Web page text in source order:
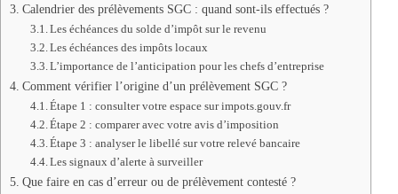
Calendrier des prélèvements SGC : quand sont-ils effectués ?
Les échéances du solde d’impôt sur le revenu
Les échéances des impôts locaux
L’importance de l’anticipation pour les chefs d’entreprise
Comment vérifier l’origine d’un prélèvement SGC ?
Étape 1 : consulter votre espace sur impots.gouv.fr
Étape 2 : comparer avec votre avis d’imposition
Étape 3 : analyser le libellé sur votre relevé bancaire
Les signaux d’alerte à surveiller
Que faire en cas d’erreur ou de prélèvement contesté ?